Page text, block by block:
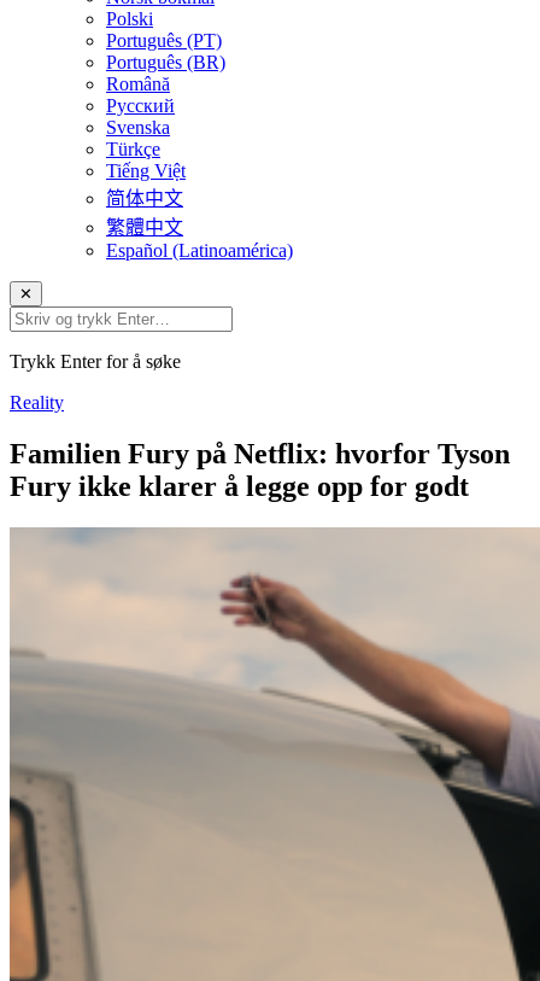
Polski
Português (PT)
Português (BR)
Română
Русский
Svenska
Türkçe
Tiếng Việt
简体中文
繁體中文
Español (Latinoamérica)
✕
Trykk Enter for å søke
Reality
Familien Fury på Netflix: hvorfor Tyson
Fury ikke klarer å legge opp for godt